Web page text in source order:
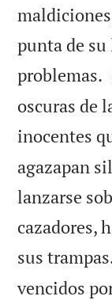
punta de
problemas.
oscuras de
inocentes
agazapan
lanzarse
cazadores,
sus
vencidos